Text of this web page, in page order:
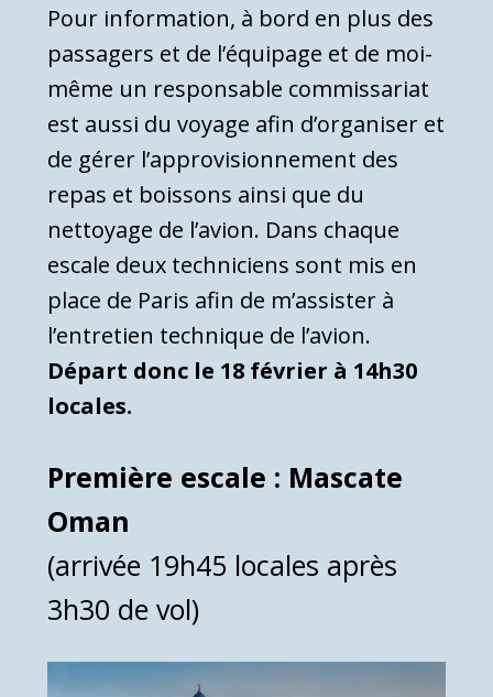
Pour information, à bord en plus des
passagers et de l’équipage et de moi-
même un responsable commissariat
est aussi du voyage afin d’organiser et
de gérer l’approvisionnement des
repas et boissons ainsi que du
nettoyage de l’avion. Dans chaque
escale deux techniciens sont mis en
place de Paris afin de m’assister à
l’entretien technique de l’avion.
Départ donc le 18 février à 14h30
locales.
Première escale : Mascate
Oman
(arrivée 19h45 locales après
3h30 de vol)